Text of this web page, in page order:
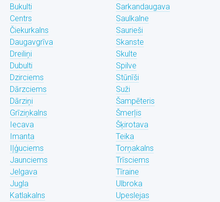
Bukulti
Centrs
Čiekurkalns
Daugavgrīva
Dreiliņi
Dubulti
Dzirciems
Dārzciems
Dārziņi
Grīziņkalns
Iecava
Imanta
Iļģuciems
Jaunciems
Jelgava
Jugla
Katlakalns
Sarkandaugava
Saulkalne
Saurieši
Skanste
Skulte
Spilve
Stūnīši
Suži
Šampēteris
Šmerļis
Šķirotava
Teika
Torņakalns
Trīsciems
Tīraine
Ulbroka
Upeslejas